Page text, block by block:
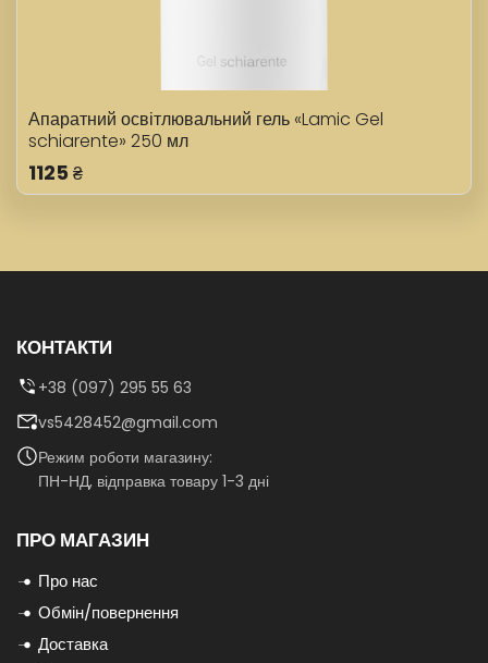
Апаратний освітлювальний гель «Lamic Gel
schiarente» 250 мл
1125 ₴
КОНТАКТИ
+38 (097) 295 55 63
vs5428452@gmail.com
Режим роботи магазину:
ПН-НД, відправка товару 1-3 дні
ПРО МАГАЗИН
Про нас
Обмін/повернення
Доставка